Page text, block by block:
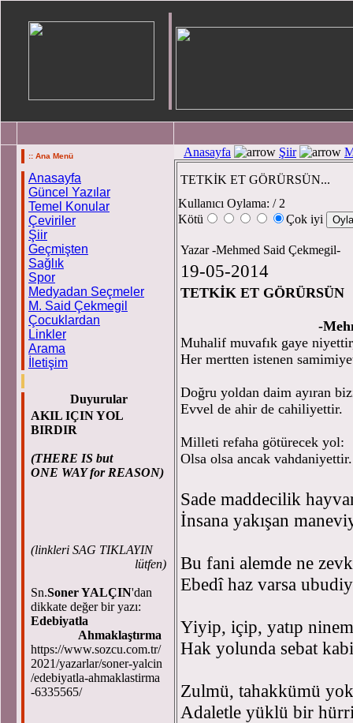
:: Ana Menü
Anasayfa
Güncel Yazılar
Temel Konular
Çeviriler
Şiir
Geçmişten
Sağlık
Spor
Medyadan Seçmeler
M. Said Çekmegil
Çocuklardan
Linkler
Arama
İletişim
Duyurular
AKIL IÇIN YOL
BIRDIR
(THERE IS but
ONE WAY for REASON)
(linkleri SAG TIKLAYIN
lütfen)
Sn.Soner YALÇIN'dan
dikkate değer bir yazı:
Edebiyatla
Ahmaklaştırma
https://www.sozcu.com.tr/
2021/yazarlar/soner-yalcin
/edebiyatla-ahmaklastirma
-6335565/
Anasayfa Şiir
TETKİK ET GÖRÜRSÜN...
Kullanıcı Oylama: / 2
Kötü
Çok iyi
Yazar -Mehmed Said Çekmegil-
19-05-2014
TETKİK ET GÖRÜRSÜN
-
Muhalif muvafık gaye
Her mertten istenen
Doğru yoldan daim ayıran
Evvel de ahir de cahiliyettir.
Milleti refaha götürecek yol:
Olsa olsa ancak vahdaniyettir.
Sade maddecilik
İnsana yakışan
Bu fani alemde ne
Ebedî haz varsa
Yiyip, içip, yatıp
Hak yolunda sebat
Zulmü, tahakkümü
Adaletle yüklü bir